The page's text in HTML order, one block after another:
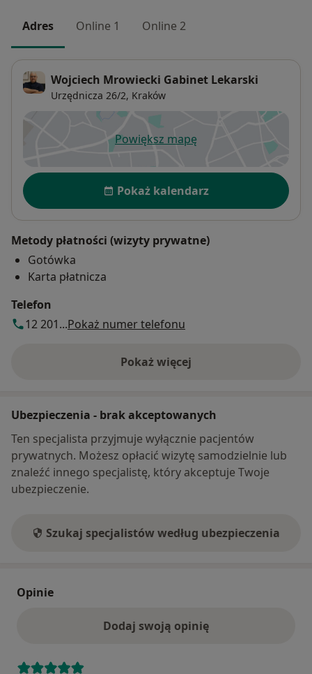
Adres Online 1 Online 2
Wojciech Mrowiecki Gabinet Lekarski
Urzędnicza 26/2, Kraków
Powiększ mapęotwiera się w nowej karcie
Dostępność
Pokaż kalendarz
Metody płatności (wizyty prywatne)
Gotówka
Karta płatnicza
Telefon
12 201...Pokaż numer telefonu
Pokaż więcej
o adresie
Ubezpieczenia - brak akceptowanych
Ten specjalista przyjmuje wyłącznie pacjentów
prywatnych. Możesz opłacić wizytę samodzielnie lub
znaleźć innego specjalistę, który akceptuje Twoje
ubezpieczenie.
Szukaj specjalistów według ubezpieczenia
Opinie
Dodaj swoją opinię